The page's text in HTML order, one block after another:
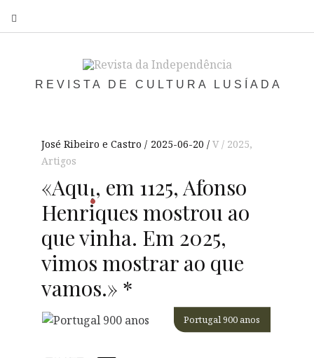
REVISTA DE CULTURA LUSÍADA
José Ribeiro e Castro 2025-06-20 V / 2025,
Artigos
«Aqui, em 1125, Afonso
Henriques mostrou ao
que vinha. Em 2025,
vimos mostrar ao que
vamos.» *
Portugal 900 anos